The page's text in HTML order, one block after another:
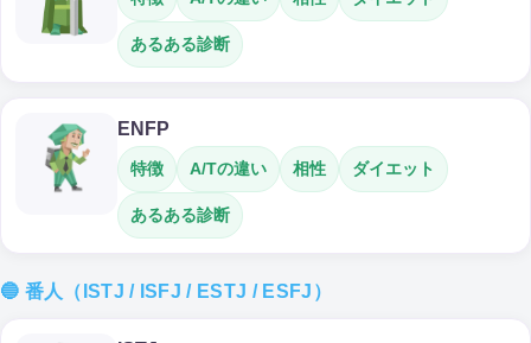
あるある診断
ENFP
特徴 A/Tの違い 相性 ダイエット
あるある診断
🔵 番人（ISTJ / ISFJ / ESTJ / ESFJ）